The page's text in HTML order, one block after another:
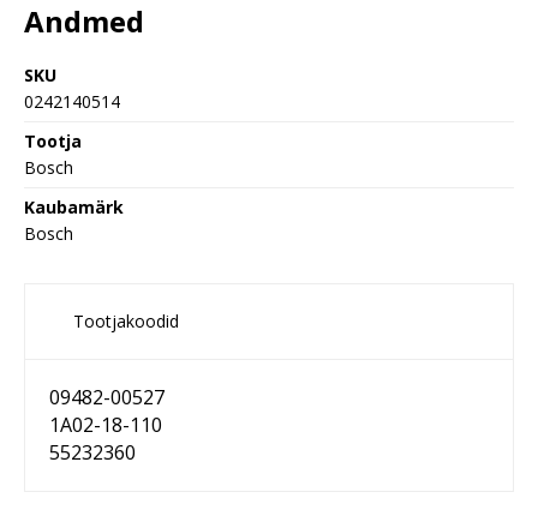
Andmed
SKU
0242140514
Tootja
Bosch
Kaubamärk
Bosch
Tootjakoodid
09482-00527
1A02-18-110
55232360